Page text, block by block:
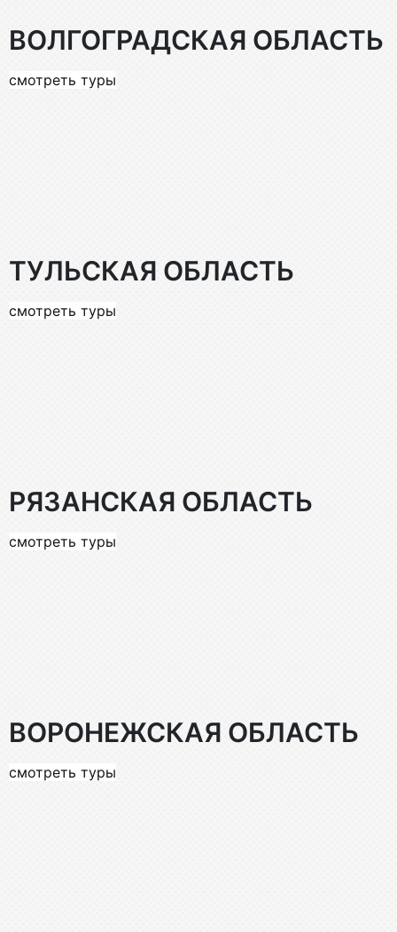
ВОЛГОГРАДСКАЯ ОБЛАСТЬ
смотреть туры
ТУЛЬСКАЯ ОБЛАСТЬ
смотреть туры
РЯЗАНСКАЯ ОБЛАСТЬ
смотреть туры
ВОРОНЕЖСКАЯ ОБЛАСТЬ
смотреть туры